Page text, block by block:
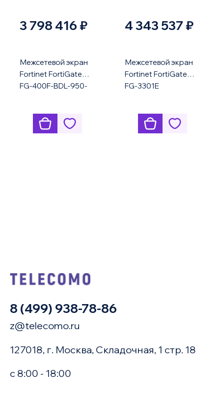
3 798 416 ₽
Межсетевой экран
Fortinet FortiGate
FG-400F-BDL-950-
4 343 537 ₽
Межсетевой экран
Fortinet FortiGate
FG-3301E
8 (499) 938-78-86
z@telecomo.ru
127018, г. Москва, Складочная, 1 стр. 18
с 8:00 - 18:00